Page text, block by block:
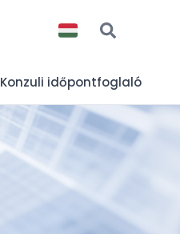
Konzuli időpontfoglaló